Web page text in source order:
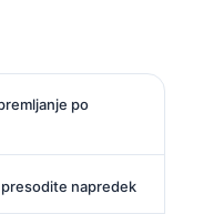
po
napredek